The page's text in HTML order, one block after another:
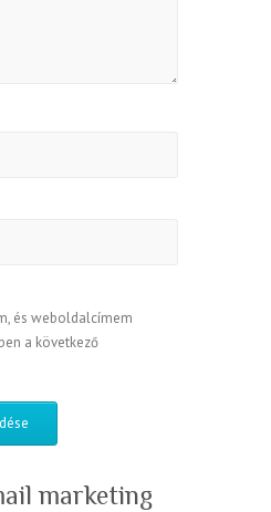
és weboldalcímem
a következő
marketing